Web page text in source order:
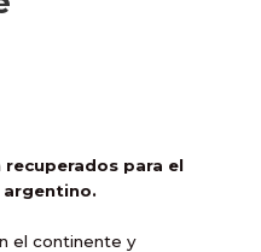
para el
el continente y